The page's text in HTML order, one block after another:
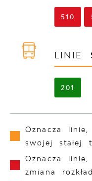
510
LINIE
201
Oznacza
swojej stałej
Oznacza
zmiana